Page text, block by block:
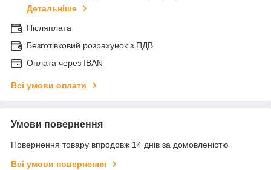
Детальніше
Післяплата
Безготівковий розрахунок з ПДВ
Оплата через IBAN
Всі умови оплати
Умови повернення
Повернення товару впродовж 14 днів за домовленістю
Всі умови повернення